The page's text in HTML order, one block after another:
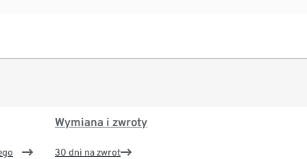
Wymiana i zwroty
30 dni na zwrot